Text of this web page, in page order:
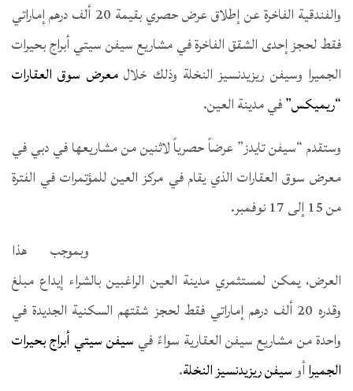
والفندقية الفاخرة عن إطلاق عرض حصري بقيمة 20 ألف درهم إماراتي
فقط لحجز إحدى الشقق الفاخرة في مشاريع سيفن سيتي أبراج بحيرات
الجميرا وسيفن ريزيدنسيز النخلة وذلك خلال معرض سوق العقارات
“ريميكس”في مدينة العين.
وستقدم “سيفن تايدز” عرضاً حصرياً لاثنين من مشاريعها في دبي في
معرض سوق العقارات الذي يقام في مركز العين للمؤتمرات في الفترة
من 15 إلى 17 نوفمبر.
وبموجب هذا
العرض، يمكن لمستثمري مدينة العين الراغبين بالشراء إيداع مبلغ
وقدره 20 ألف درهم إماراتي فقط لحجز شقتهم السكنية الجديدة في
واحدة من مشاريع سيفن العقارية سواءً في سيفن سيتي أبراج بحيرات
الجميراأوسيفن ريزيدنسيز النخلة.